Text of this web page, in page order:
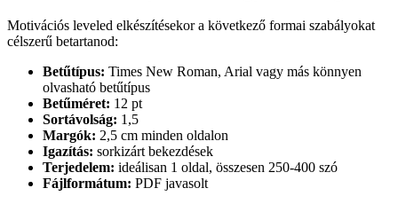
Motivációs leveled elkészítésekor a következő formai szabályokat
célszerű betartanod:
Betűtípus: Times New Roman, Arial vagy más könnyen
olvasható betűtípus
Betűméret: 12 pt
Sortávolság: 1,5
Margók: 2,5 cm minden oldalon
Igazítás: sorkizárt bekezdések
Terjedelem: ideálisan 1 oldal, összesen 250-400 szó
Fájlformátum: PDF javasolt